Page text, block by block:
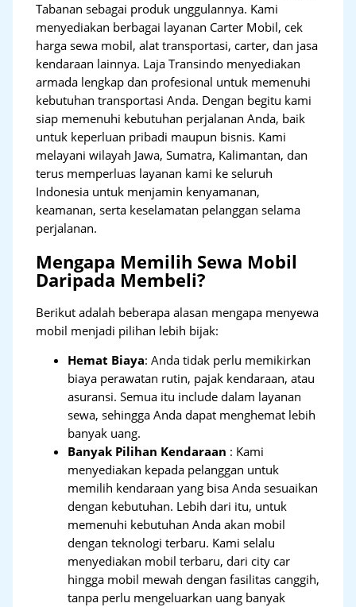
Tabanan sebagai produk unggulannya. Kami
menyediakan berbagai layanan Carter Mobil, cek
harga sewa mobil, alat transportasi, carter, dan jasa
kendaraan lainnya. Laja Transindo menyediakan
armada lengkap dan profesional untuk memenuhi
kebutuhan transportasi Anda. Dengan begitu kami
siap memenuhi kebutuhan perjalanan Anda, baik
untuk keperluan pribadi maupun bisnis. Kami
melayani wilayah Jawa, Sumatra, Kalimantan, dan
terus memperluas layanan kami ke seluruh
Indonesia untuk menjamin kenyamanan,
keamanan, serta keselamatan pelanggan selama
perjalanan.
Mengapa Memilih Sewa Mobil
Daripada Membeli?
Berikut adalah beberapa alasan mengapa menyewa
mobil menjadi pilihan lebih bijak:
Hemat Biaya: Anda tidak perlu memikirkan
biaya perawatan rutin, pajak kendaraan, atau
asuransi. Semua itu include dalam layanan
sewa, sehingga Anda dapat menghemat lebih
banyak uang.
Banyak Pilihan Kendaraan : Kami
menyediakan kepada pelanggan untuk
memilih kendaraan yang bisa Anda sesuaikan
dengan kebutuhan. Lebih dari itu, untuk
memenuhi kebutuhan Anda akan mobil
dengan teknologi terbaru. Kami selalu
menyediakan mobil terbaru, dari city car
hingga mobil mewah dengan fasilitas canggih,
tanpa perlu mengeluarkan uang banyak